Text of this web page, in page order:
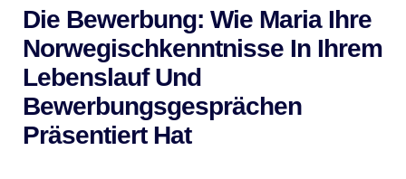
Die Bewerbung: Wie Maria Ihre
Norwegischkenntnisse In Ihrem
Lebenslauf Und
Bewerbungsgesprächen
Präsentiert Hat